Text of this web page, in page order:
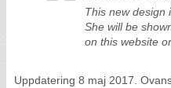
This new design
She will be
on this website
Uppdatering 8 maj 2017.